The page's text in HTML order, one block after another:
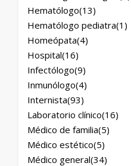
Hematólogo(13)
Hematólogo pediatra(1)
Homeópata(4)
Hospital(16)
Infectólogo(9)
Inmunólogo(4)
Internista(93)
Laboratorio clínico(16)
Médico de familia(5)
Médico estético(5)
Médico general(34)